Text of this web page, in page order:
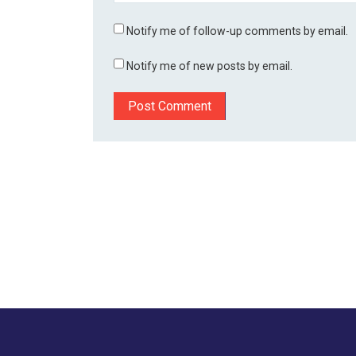
Notify me of follow-up comments by email.
Notify me of new posts by email.